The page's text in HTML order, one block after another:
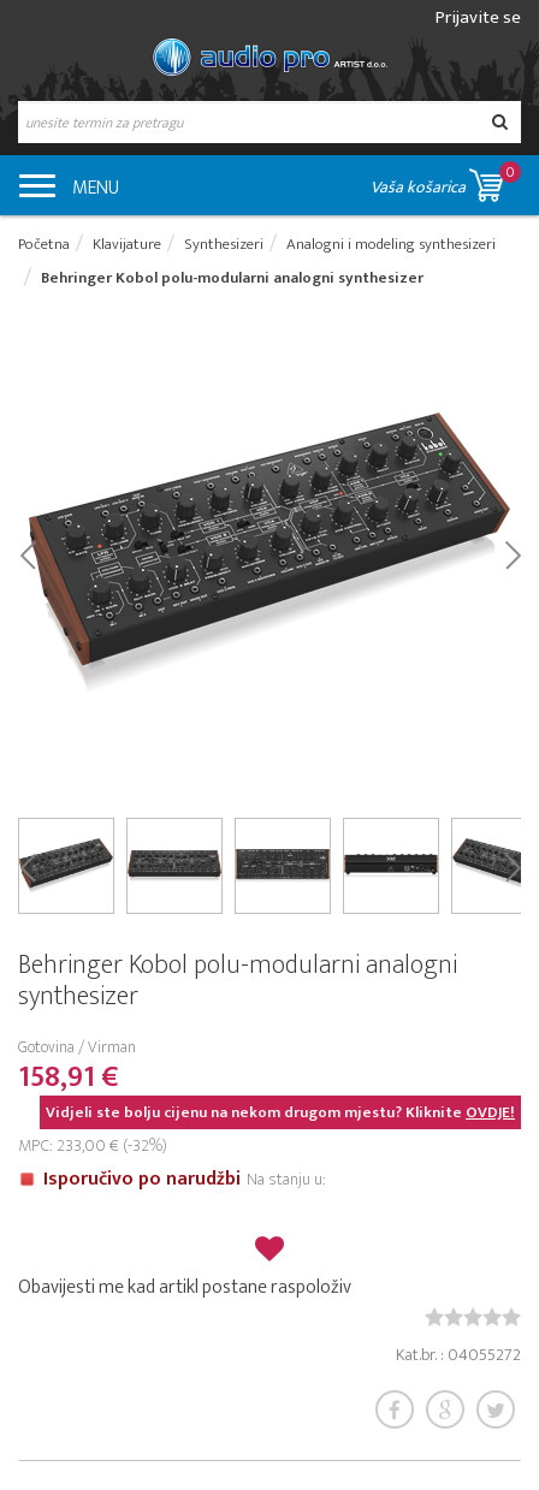
Prijavite se
MENU Vaša košarica
0
Početna Klavijature Synthesizeri
Analogni i modeling synthesizeri
Behringer Kobol polu-modularni analogni synthesizer
Behringer Kobol polu-modularni analogni
synthesizer
Gotovina / Virman
158,91 €
Vidjeli ste bolju cijenu na nekom drugom mjestu? KlikniteOVDJE!
MPC: 233,00 € (-32%)
Isporučivo po narudžbi Na stanju u:
Obavijesti me kad artikl postane raspoloživ
Kat.br. : 04055272